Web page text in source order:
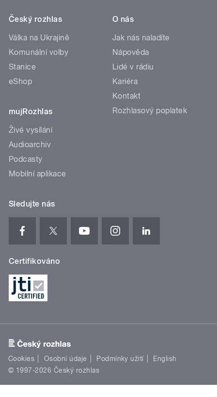
Český rozhlas
Válka na Ukrajině
Komunální volby
Stanice
eShop
mujRozhlas
Živé vysílání
Audioarchiv
Podcasty
Mobilní aplikace
O nás
Jak nás naladíte
Nápověda
Lidé v rádiu
Kariéra
Kontakt
Rozhlasový poplatek
Sledujte nás
Certifikováno
Cookies Osobní údaje Podmínky užití
English
© 1997-2026 Český rozhlas